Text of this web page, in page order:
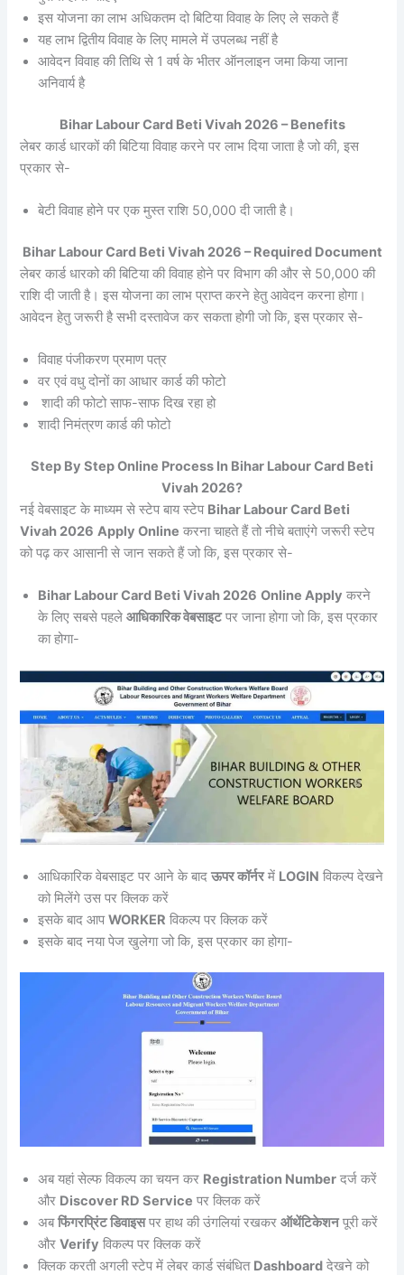
इस योजना का लाभ अधिकतम दो बिटिया विवाह के लिए ले सकते हैं
यह लाभ द्वितीय विवाह के लिए मामले में उपलब्ध नहीं है
आवेदन विवाह की तिथि से 1 वर्ष के भीतर ऑनलाइन जमा किया जाना
अनिवार्य है
Bihar Labour Card Beti Vivah 2026 – Benefits
लेबर कार्ड धारकों की बिटिया विवाह करने पर लाभ दिया जाता है जो की, इस
प्रकार से-
बेटी विवाह होने पर एक मुस्त राशि 50,000 दी जाती है।
Bihar Labour Card Beti Vivah 2026 – Required Document
लेबर कार्ड धारको की बिटिया की विवाह होने पर विभाग की और से 50,000 की
राशि दी जाती है। इस योजना का लाभ प्राप्त करने हेतु आवेदन करना होगा।
आवेदन हेतु जरूरी है सभी दस्तावेज कर सकता होगी जो कि, इस प्रकार से-
विवाह पंजीकरण प्रमाण पत्र
वर एवं वधु दोनों का आधार कार्ड की फोटो
शादी की फोटो साफ-साफ दिख रहा हो
शादी निमंत्रण कार्ड की फोटो
Step By Step Online Process In Bihar Labour Card Beti
Vivah 2026?
नई वेबसाइट के माध्यम से स्टेप बाय स्टेप Bihar Labour Card Beti
Vivah 2026 Apply Online करना चाहते हैं तो नीचे बताएंगे जरूरी स्टेप
को पढ़ कर आसानी से जान सकते हैं जो कि, इस प्रकार से-
Bihar Labour Card Beti Vivah 2026 Online Apply करने
के लिए सबसे पहलेआधिकारिक वेबसाइटपर जाना होगा जो कि, इस प्रकार
का होगा-
आधिकारिक वेबसाइट पर आने के बादऊपर कॉर्नरमें LOGIN विकल्प देखने
को मिलेंगे उस पर क्लिक करें
इसके बाद आपWORKER विकल्प पर क्लिक करें
इसके बाद नया पेज खुलेगा जो कि, इस प्रकार का होगा-
अब यहां सेल्फ विकल्प का चयन कर Registration Number दर्ज करें
और Discover RD Service पर क्लिक करें
अबफिंगरप्रिंट डिवाइसपर हाथ की उंगलियां रखकरऑथेंटिकेशनपूरी करें
औरVerify विकल्प पर क्लिक करें
क्लिक करती अगली स्टेप में लेबर कार्ड संबंधित Dashboard देखने को